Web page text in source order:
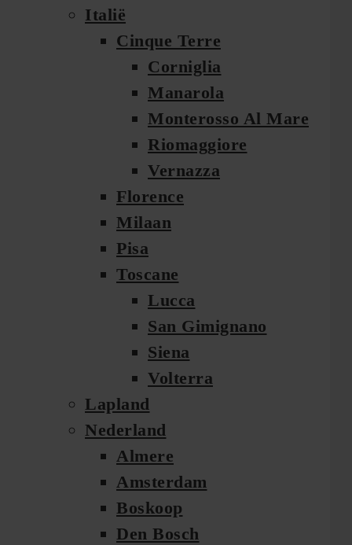
Italië
Cinque Terre
Corniglia
Manarola
Monterosso Al Mare
Riomaggiore
Vernazza
Florence
Milaan
Pisa
Toscane
Lucca
San Gimignano
Siena
Volterra
Lapland
Nederland
Almere
Amsterdam
Boskoop
Den Bosch